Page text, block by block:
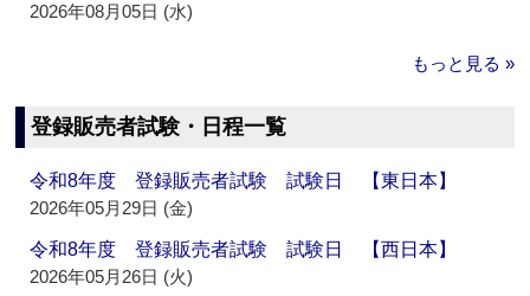
2026年08月05日 (水)
もっと見る »
登録販売者試験・日程一覧
令和8年度 登録販売者試験 試験日 【東日本】
2026年05月29日 (金)
令和8年度 登録販売者試験 試験日 【西日本】
2026年05月26日 (火)